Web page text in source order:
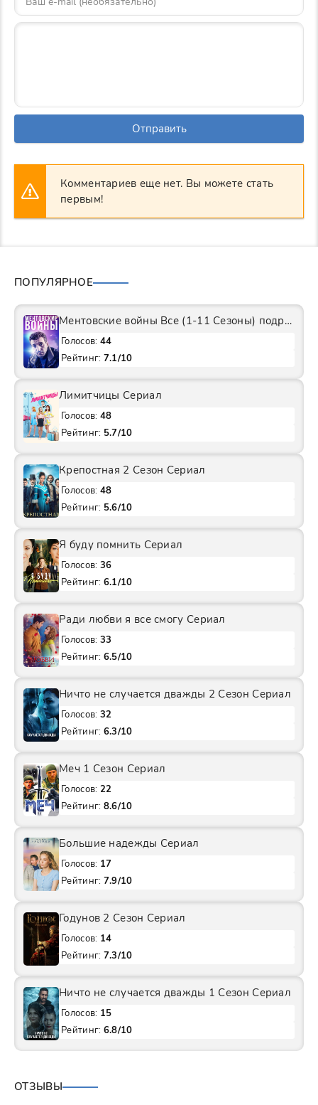
Отправить
Комментариев еще нет. Вы можете стать
первым!
ПОПУЛЯРНОЕ
Ментовские войны Все (1-11 Сезоны) подряд Сериал
Голосов: 44
Рейтинг: 7.1/10
Лимитчицы Сериал
Голосов: 48
Рейтинг: 5.7/10
Крепостная 2 Сезон Сериал
Голосов: 48
Рейтинг: 5.6/10
Я буду помнить Сериал
Голосов: 36
Рейтинг: 6.1/10
Ради любви я все смогу Сериал
Голосов: 33
Рейтинг: 6.5/10
Ничто не случается дважды 2 Сезон Сериал
Голосов: 32
Рейтинг: 6.3/10
Меч 1 Сезон Сериал
Голосов: 22
Рейтинг: 8.6/10
Большие надежды Сериал
Голосов: 17
Рейтинг: 7.9/10
Годунов 2 Сезон Сериал
Голосов: 14
Рейтинг: 7.3/10
Ничто не случается дважды 1 Сезон Сериал
Голосов: 15
Рейтинг: 6.8/10
ОТЗЫВЫ